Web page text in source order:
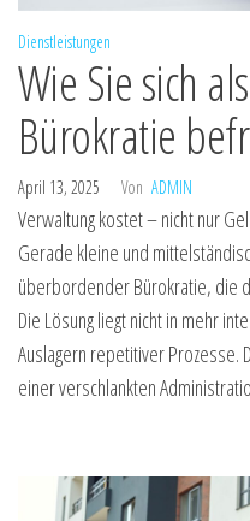
Dienstleistungen
Wie Sie sich
Bürokratie
April 13, 2025 Von ADMIN
Verwaltung kostet – nicht nur
Gerade kleine und
überbordender Bürokratie, die
Die Lösung liegt nicht in mehr
Auslagern repetitiver Prozesse.
einer verschlankten